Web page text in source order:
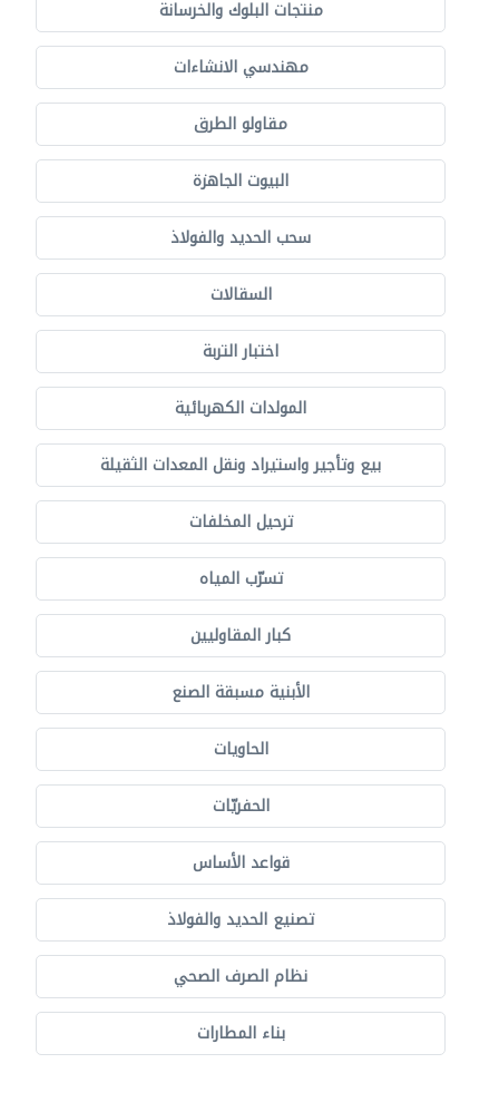
منتجات البلوك والخرسانة
مهندسي الانشاءات
مقاولو الطرق
البيوت الجاهزة
سحب الحديد والفولاذ
السقالات
اختبار التربة
المولدات الكهربائية
بيع وتأجير واستيراد ونقل المعدات الثقيلة
ترحيل المخلفات
تسرّب المياه
كبار المقاوليين
الأبنية مسبقة الصنع
الحاويات
الحفريّات
قواعد الأساس
تصنيع الحديد والفولاذ
نظام الصرف الصحي
بناء المطارات